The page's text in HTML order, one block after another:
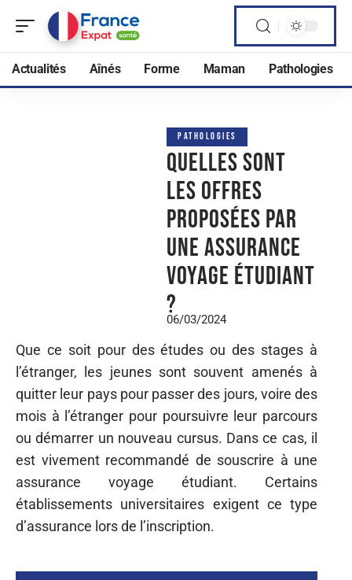
Actualités Aînés Forme Maman Pathologies
PATHOLOGIES
Quelles sont
les offres
proposées par
une assurance
voyage étudiant
?
06/03/2024
Que ce soit pour des études ou des stages à
l’étranger, les jeunes sont souvent amenés à
quitter leur pays pour passer des jours, voire des
mois à l’étranger pour poursuivre leur parcours
ou démarrer un nouveau cursus. Dans ce cas, il
est vivement recommandé de souscrire à une
assurance voyage étudiant. Certains
établissements universitaires exigent ce type
d’assurance lors de l’inscription.